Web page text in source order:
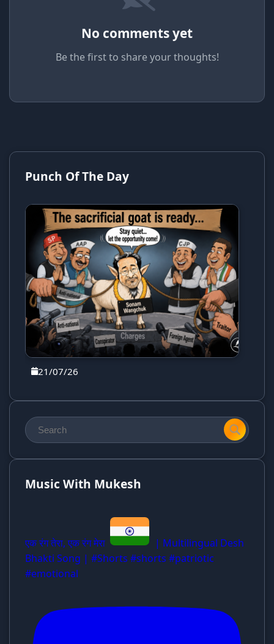
No comments yet
Be the first to share your thoughts!
Punch Of The Day
21/07/26
Music With Mukesh
एक रंग तेरा, एक रंग मेरा
| Multilingual Desh
Bhakti Song | #Shorts #shorts #patriotic
#emotional